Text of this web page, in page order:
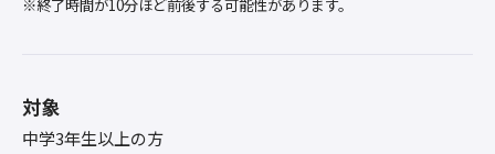
※終了時間が10分ほど前後する可能性があります。
対象
中学3年生以上の方